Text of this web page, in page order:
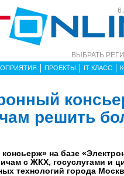
6
ВЫБРАТЬ
ПРОЕКТЫ IT КЛАСС
решить
на базе
с ЖКХ, госуслугами и
технологий города